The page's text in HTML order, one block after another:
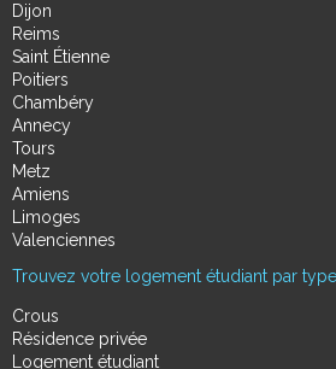
Dijon
Reims
Saint Étienne
Poitiers
Chambéry
Annecy
Tours
Metz
Amiens
Limoges
Valenciennes
Trouvez votre logement étudiant par
Crous
Résidence privée
Logement étudiant